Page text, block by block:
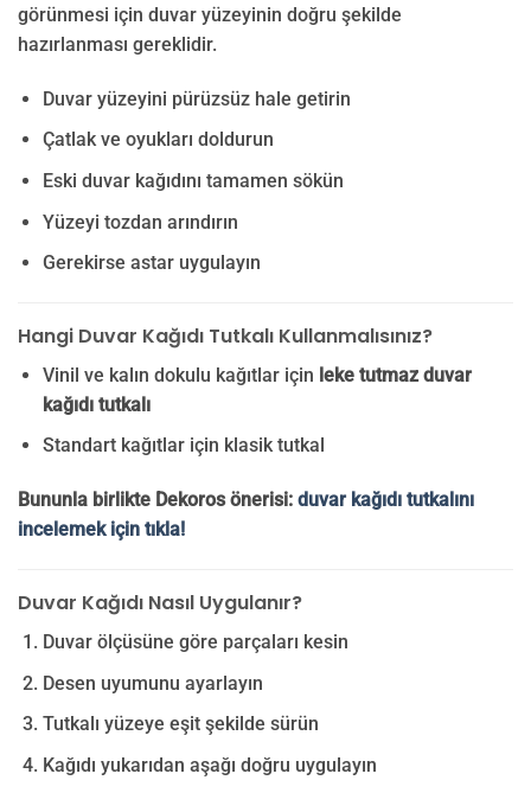
görünmesi için duvar yüzeyinin doğru şekilde
hazırlanması gereklidir.
Duvar yüzeyini pürüzsüz hale getirin
Çatlak ve oyukları doldurun
Eski duvar kağıdını tamamen sökün
Yüzeyi tozdan arındırın
Gerekirse astar uygulayın
Hangi Duvar Kağıdı Tutkalı Kullanmalısınız?
Vinil ve kalın dokulu kağıtlar için leke tutmaz duvar
kağıdı tutkalı
Standart kağıtlar için klasik tutkal
Bununla birlikte Dekoros önerisi: duvar kağıdı tutkalını
incelemek için tıkla!
Duvar Kağıdı Nasıl Uygulanır?
Duvar ölçüsüne göre parçaları kesin
Desen uyumunu ayarlayın
Tutkalı yüzeye eşit şekilde sürün
Kağıdı yukarıdan aşağı doğru uygulayın